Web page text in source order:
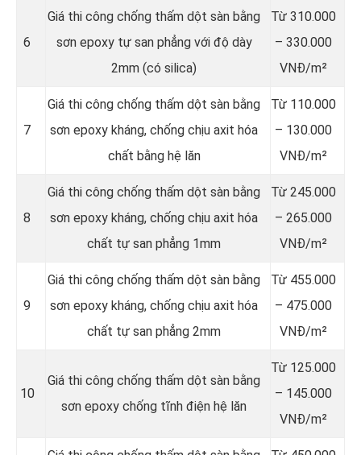
6
Giá thi công chống thấm dột sàn bằng
sơn epoxy tự san phẳng với độ dày
2mm (có silica)
Từ 310.000
– 330.000
VNĐ/m²
7
Giá thi công chống thấm dột sàn bằng
sơn epoxy kháng, chống chịu axit hóa
chất bằng hệ lăn
Từ 110.000
– 130.000
VNĐ/m²
8
Giá thi công chống thấm dột sàn bằng
sơn epoxy kháng, chống chịu axit hóa
chất tự san phẳng 1mm
Từ 245.000
– 265.000
VNĐ/m²
9
Giá thi công chống thấm dột sàn bằng
sơn epoxy kháng, chống chịu axit hóa
chất tự san phẳng 2mm
Từ 455.000
– 475.000
VNĐ/m²
10
Giá thi công chống thấm dột sàn bằng
sơn epoxy chống tĩnh điện hệ lăn
Từ 125.000
– 145.000
VNĐ/m²